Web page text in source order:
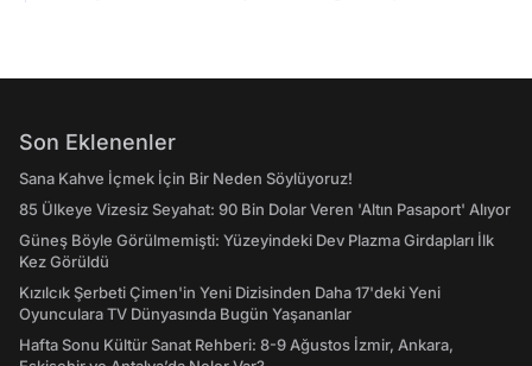
Son Eklenenler
Sana Kahve İçmek İçin Bir Neden Söylüyoruz!
85 Ülkeye Vizesiz Seyahat: 90 Bin Dolar Veren 'Altın Pasaport' Alıyor
Güneş Böyle Görülmemişti: Yüzeyindeki Dev Plazma Girdapları İlk
Kez Görüldü
Kızılcık Şerbeti Çimen'in Yeni Dizisinden Daha 17'deki Yeni
Oyunculara TV Dünyasında Bugün Yaşananlar
Hafta Sonu Kültür Sanat Rehberi: 8-9 Ağustos İzmir, Ankara,